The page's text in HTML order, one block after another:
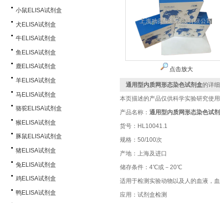
小鼠ELISA试剂盒
犬ELISA试剂盒
牛ELISA试剂盒
鱼ELISA试剂盒
鹿ELISA试剂盒
羊ELISA试剂盒
马ELISA试剂盒
骆驼ELISA试剂盒
猴ELISA试剂盒
豚鼠ELISA试剂盒
猪ELISA试剂盒
兔ELISA试剂盒
鸡ELISA试剂盒
鸭ELISA试剂盒
点击放大
通用型内质网形态染色试剂盒的详
本页描述的产品仅供科学实验研究使
产品名称： 通用型内质网形态染色试
货号：HL10041.1
规格：50/100次
产地：上海及进口
储存条件：4℃或－20℃
适用于检测实验动物以及人的血液，
应用：试剂盒检测